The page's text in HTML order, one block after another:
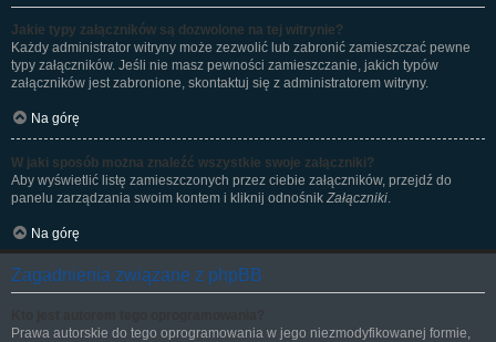
Jakie typy załączników są dozwolone na tej witrynie?
Każdy administrator witryny może zezwolić lub zabronić zamieszczać pewne
typy załączników. Jeśli nie masz pewności zamieszczanie, jakich typów
załączników jest zabronione, skontaktuj się z administratorem witryny.
Na górę
W jaki sposób można znaleźć wszystkie swoje załączniki?
Aby wyświetlić listę zamieszczonych przez ciebie załączników, przejdź do
panelu zarządzania swoim kontem i kliknij odnośnik Załączniki.
Na górę
Zagadnienia związane z phpBB
Prawa autorskie do tego oprogramowania w jego niezmodyfikowanej formie,